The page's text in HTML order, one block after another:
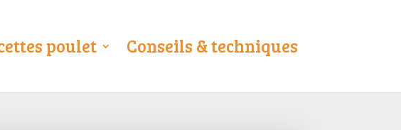
poulet Conseils & techniques